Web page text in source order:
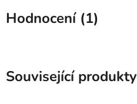
Hodnocení (1)
Související produkty